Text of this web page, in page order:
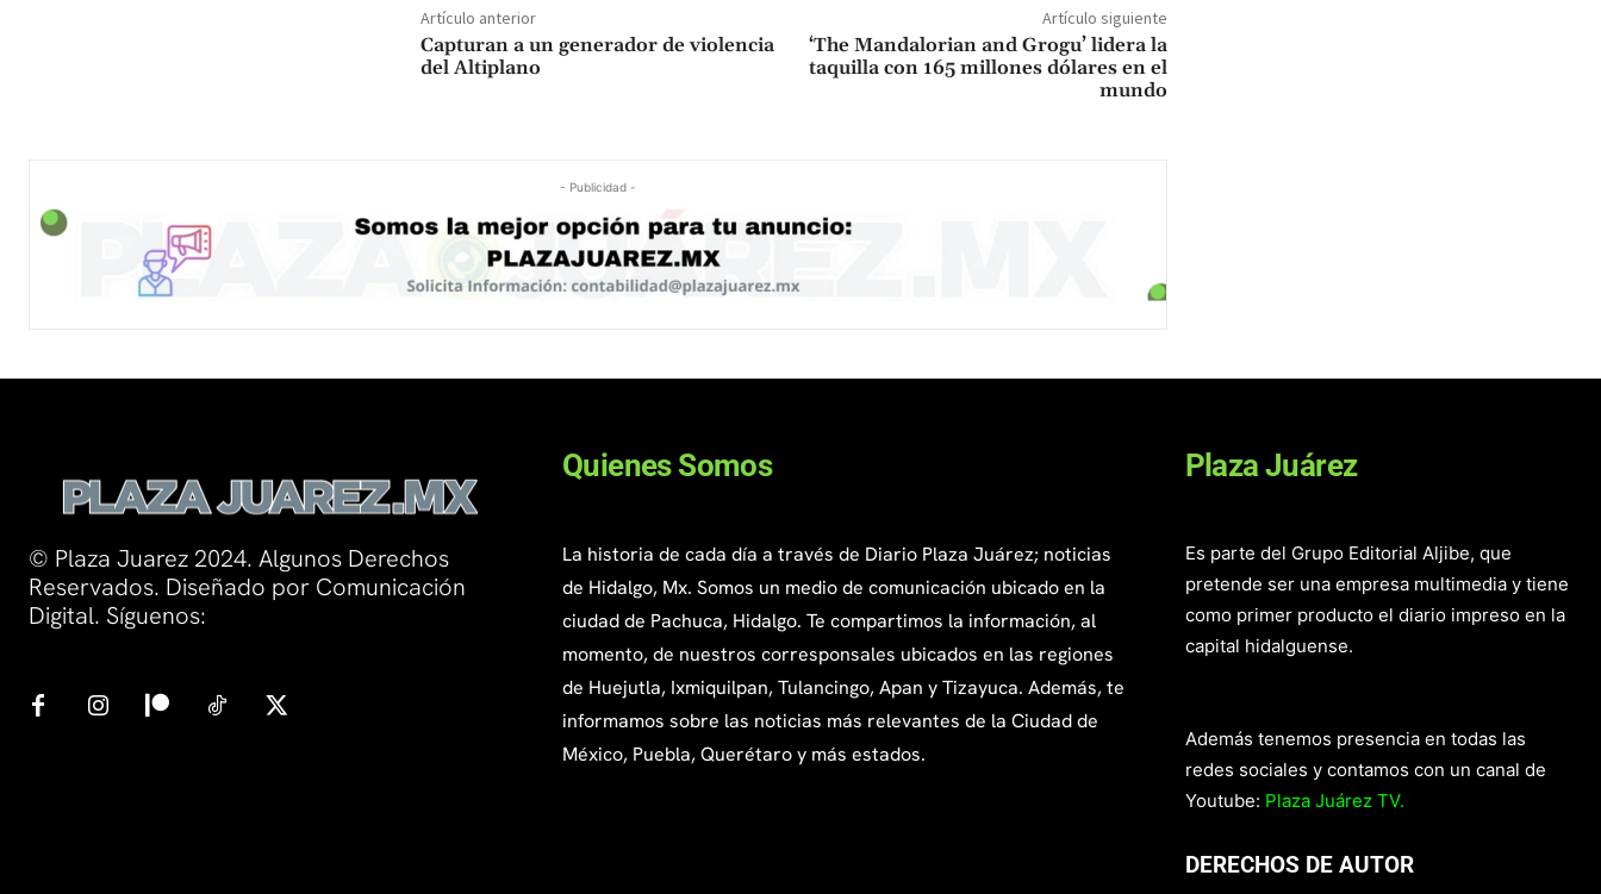
Artículo anterior
Capturan a un generador de violencia
del Altiplano
Artículo siguiente
‘The Mandalorian and Grogu’ lidera la
taquilla con 165 millones dólares en el
mundo
- Publicidad -
© Plaza Juarez 2024. Algunos Derechos
Reservados. Diseñado por Comunicación
Digital. Síguenos:
Quienes Somos
La historia de cada día a través de Diario Plaza Juárez; noticias
de Hidalgo, Mx. Somos un medio de comunicación ubicado en la
ciudad de Pachuca, Hidalgo. Te compartimos la información, al
momento, de nuestros corresponsales ubicados en las regiones
de Huejutla, Ixmiquilpan, Tulancingo, Apan y Tizayuca. Además, te
informamos sobre las noticias más relevantes de la Ciudad de
México, Puebla, Querétaro y más estados.
Plaza Juárez
Es parte del Grupo Editorial Aljibe, que
pretende ser una empresa multimedia y tiene
como primer producto el diario impreso en la
capital hidalguense.
Además tenemos presencia en todas las
redes sociales y contamos con un canal de
Youtube: Plaza Juárez TV.
DERECHOS DE AUTOR